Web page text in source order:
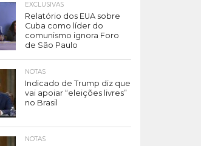
EXCLUSIVAS
Relatório dos EUA sobre
Cuba como líder do
comunismo ignora Foro
de São Paulo
NOTAS
Indicado de Trump diz que
vai apoiar “eleições livres”
no Brasil
NOTAS